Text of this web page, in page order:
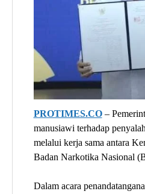
PROTIMES.CO–
manusiawi terhadap
melalui kerja sama antara
Badan Narkotika Nasional
Dalam acara